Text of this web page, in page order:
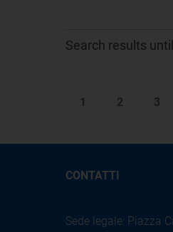
Search results
1 2 3
CONTATTI
Sede legale: Piazza